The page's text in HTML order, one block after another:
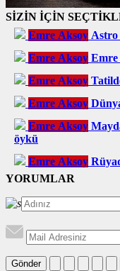
SİZİN İÇİN
Emre Aksoy Astro
Emre Aksoy Emre
Emre Aksoy
Emre Aksoy
Emre Aksoy
öykü
Emre Aksoy
YORUMLAR
Gönder